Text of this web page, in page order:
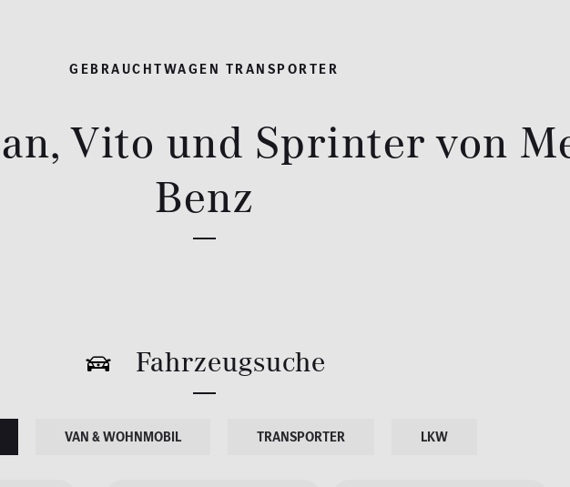
GEBRAUCHTWAGEN TRANSPORTER
Vito und Sprinter von
Benz
Fahrzeugsuche
VAN & WOHNMOBIL TRANSPORTER LKW